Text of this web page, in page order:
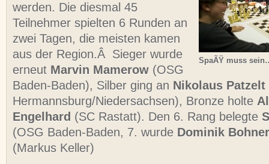
SpaÃŸ muss
werden. Die diesmal 45
Teilnehmer spielten 6 Runden an
zwei Tagen, die meisten kamen
aus der Region.Â Sieger wurde
erneut Marvin Mamerow (OSG
Baden-Baden), Silber ging an Nikolaus Patzelt
Hermannsburg/Niedersachsen), Bronze holte
Engelhard (SC Rastatt). Den 6. Rang belegte
(OSG Baden-Baden, 7. wurde Dominik
(Markus Keller)